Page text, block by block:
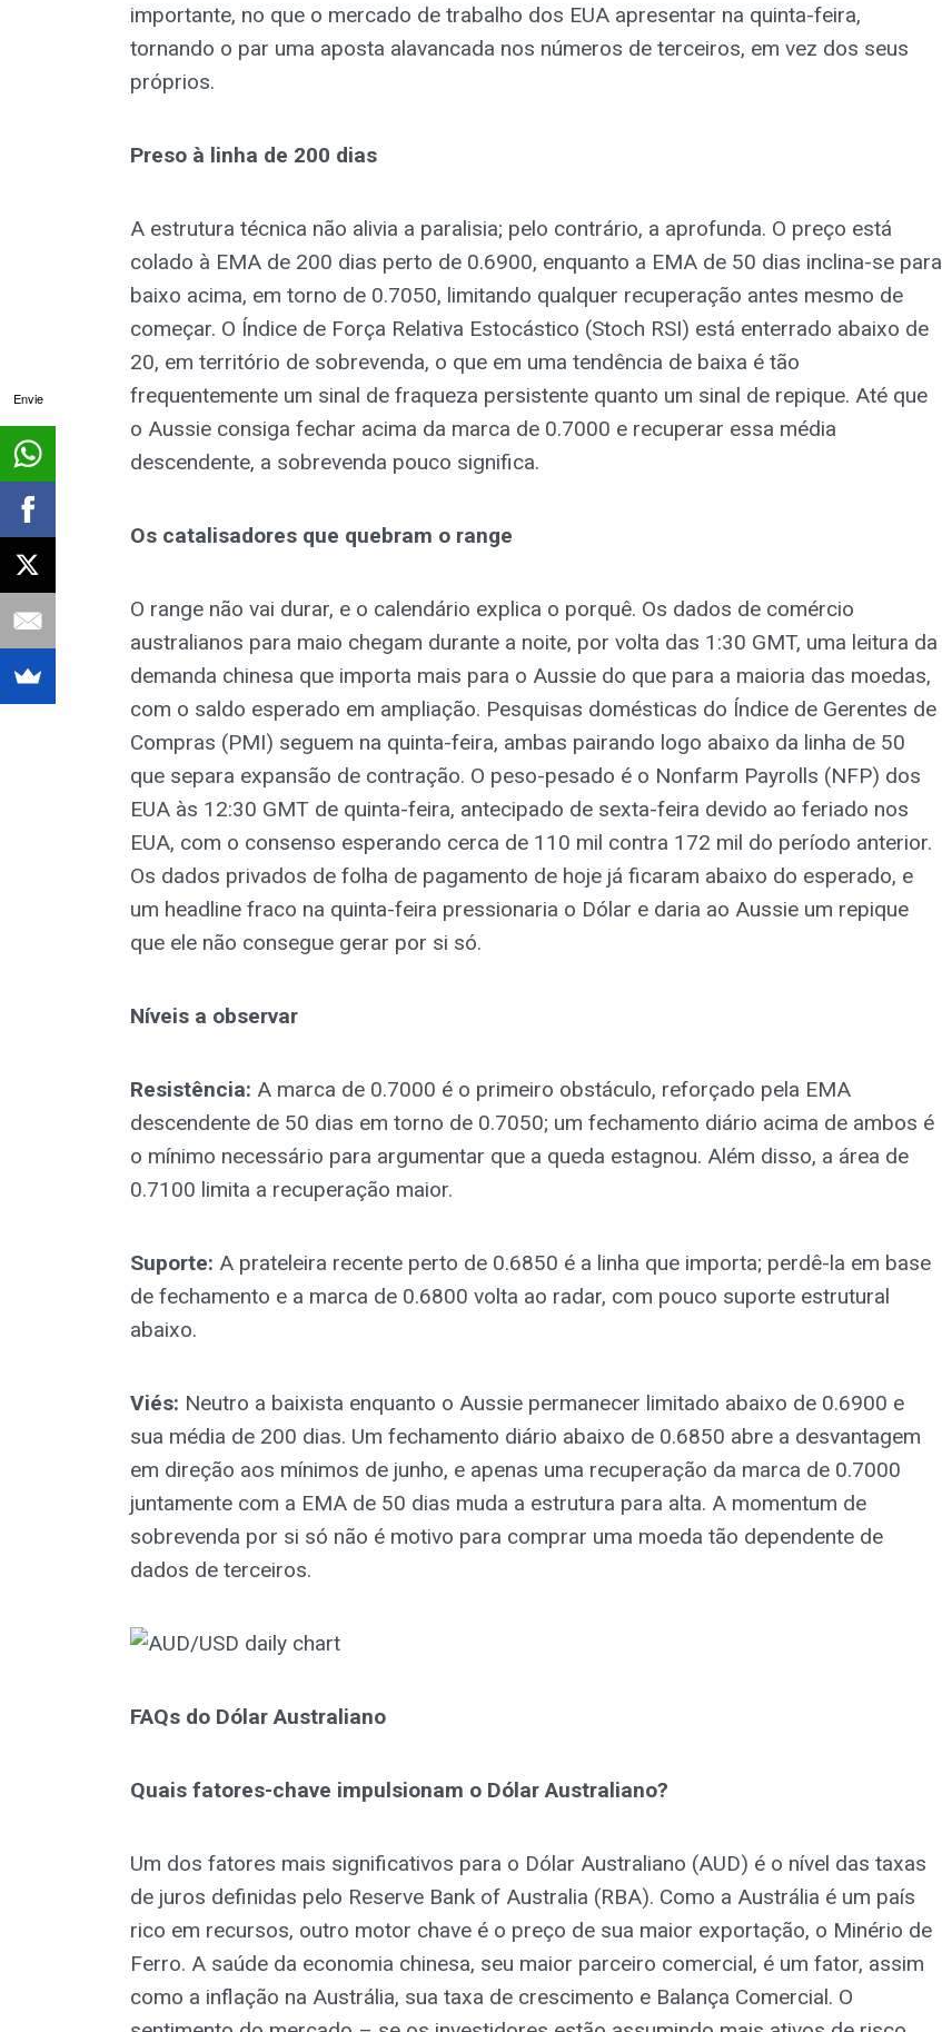
importante, no que o mercado de trabalho dos EUA apresentar na quinta-feira,
tornando o par uma aposta alavancada nos números de terceiros, em vez dos seus
próprios.
Preso à linha de 200 dias
A estrutura técnica não alivia a paralisia; pelo contrário, a aprofunda. O preço está
colado à EMA de 200 dias perto de 0.6900, enquanto a EMA de 50 dias inclina-se para
baixo acima, em torno de 0.7050, limitando qualquer recuperação antes mesmo de
começar. O Índice de Força Relativa Estocástico (Stoch RSI) está enterrado abaixo de
20, em território de sobrevenda, o que em uma tendência de baixa é tão
frequentemente um sinal de fraqueza persistente quanto um sinal de repique. Até que
o Aussie consiga fechar acima da marca de 0.7000 e recuperar essa média
descendente, a sobrevenda pouco significa.
Os catalisadores que quebram o range
O range não vai durar, e o calendário explica o porquê. Os dados de comércio
australianos para maio chegam durante a noite, por volta das 1:30 GMT, uma leitura da
demanda chinesa que importa mais para o Aussie do que para a maioria das moedas,
com o saldo esperado em ampliação. Pesquisas domésticas do Índice de Gerentes de
Compras (PMI) seguem na quinta-feira, ambas pairando logo abaixo da linha de 50
que separa expansão de contração. O peso-pesado é o Nonfarm Payrolls (NFP) dos
EUA às 12:30 GMT de quinta-feira, antecipado de sexta-feira devido ao feriado nos
EUA, com o consenso esperando cerca de 110 mil contra 172 mil do período anterior.
Os dados privados de folha de pagamento de hoje já ficaram abaixo do esperado, e
um headline fraco na quinta-feira pressionaria o Dólar e daria ao Aussie um repique
que ele não consegue gerar por si só.
Níveis a observar
Resistência: A marca de 0.7000 é o primeiro obstáculo, reforçado pela EMA
descendente de 50 dias em torno de 0.7050; um fechamento diário acima de ambos é
o mínimo necessário para argumentar que a queda estagnou. Além disso, a área de
0.7100 limita a recuperação maior.
Suporte: A prateleira recente perto de 0.6850 é a linha que importa; perdê-la em base
de fechamento e a marca de 0.6800 volta ao radar, com pouco suporte estrutural
abaixo.
Viés: Neutro a baixista enquanto o Aussie permanecer limitado abaixo de 0.6900 e
sua média de 200 dias. Um fechamento diário abaixo de 0.6850 abre a desvantagem
em direção aos mínimos de junho, e apenas uma recuperação da marca de 0.7000
juntamente com a EMA de 50 dias muda a estrutura para alta. A momentum de
sobrevenda por si só não é motivo para comprar uma moeda tão dependente de
dados de terceiros.
FAQs do Dólar Australiano
Quais fatores-chave impulsionam o Dólar Australiano?
Um dos fatores mais significativos para o Dólar Australiano (AUD) é o nível das taxas
de juros definidas pelo Reserve Bank of Australia (RBA). Como a Austrália é um país
rico em recursos, outro motor chave é o preço de sua maior exportação, o Minério de
Ferro. A saúde da economia chinesa, seu maior parceiro comercial, é um fator, assim
como a inflação na Austrália, sua taxa de crescimento e Balança Comercial. O
Envie